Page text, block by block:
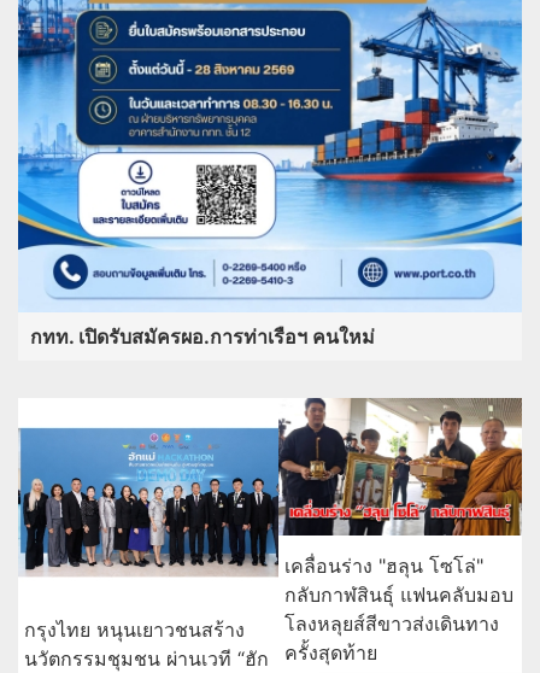
กทท. เปิดรับสมัครผอ.การท่าเรือฯ คนใหม่
กรุงไทย หนุนเยาวชนสร้าง
นวัตกรรมชุมชน ผ่านเวที “ฮัก
เคลื่อนร่าง "ฮลุน โซโล่"
กลับกาฬสินธุ์ แฟนคลับมอบ
โลงหลุยส์สีขาวส่งเดินทาง
ครั้งสุดท้าย